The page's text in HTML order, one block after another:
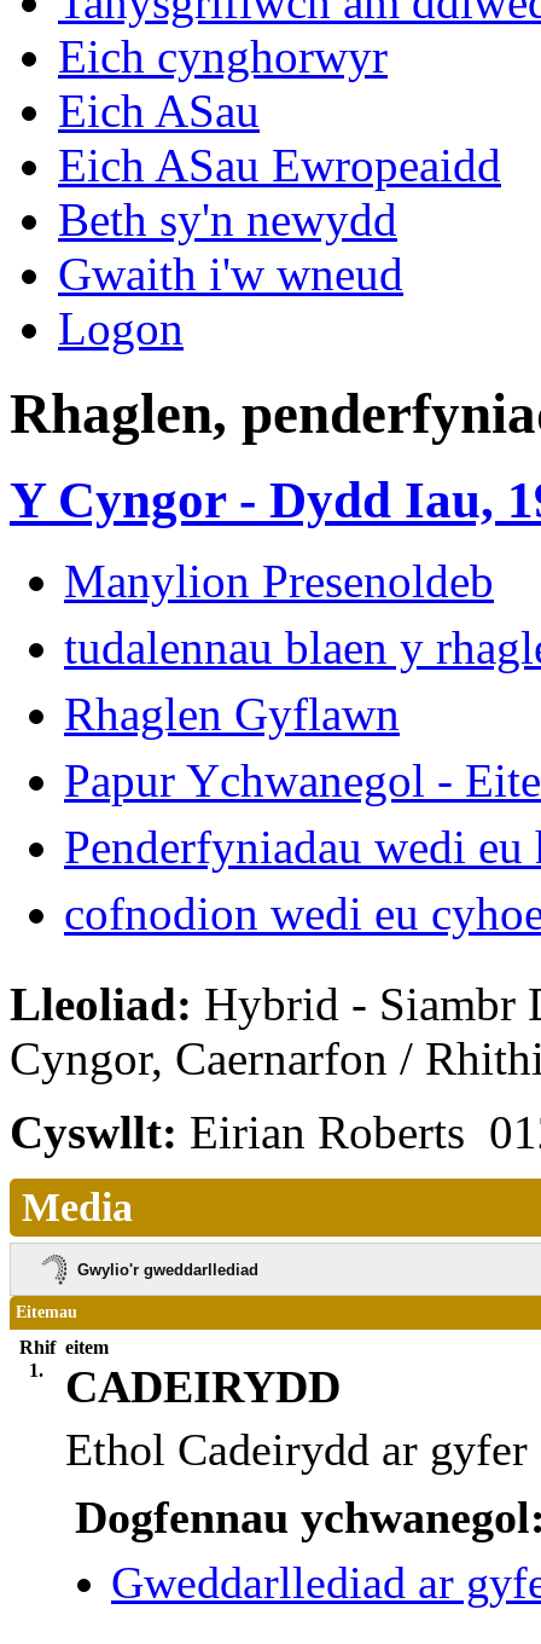
Eich cynghorwyr
Eich ASau
Eich ASau Ewropeaidd
Beth sy'n newydd
Gwaith i'w wneud
Logon
Rhaglen,
Y Cyngor - Dydd Iau,
Manylion Presenoldeb
tudalennau blaen y
Rhaglen Gyflawn
Papur Ychwanegol -
Penderfyniadau wedi
cofnodion wedi eu
Lleoliad: Hybrid - Siambr
Cyngor, Caernarfon /
Cyswllt: Eirian Roberts
Media
Gwylio'r gweddarllediad
Eitemau
Rhif eitem
1.
CADEIRYDD
Ethol Cadeirydd ar gyfer
Dogfennau
Gweddarllediad ar